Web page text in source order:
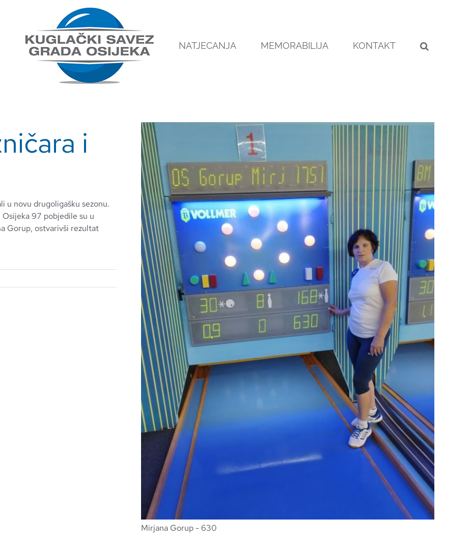
NATJECANJA MEMORABILIJA KONTAKT
i
u novu drugoligašku sezonu.
97 pobjedile su u
Gorup, ostvarivši rezultat
Mirjana Gorup - 630